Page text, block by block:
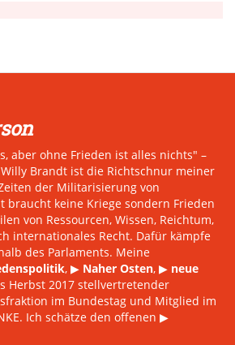
aber ohne Frieden ist alles nichts" –
Brandt ist die Richtschnur meiner
der Militarisierung von
braucht keine Kriege sondern Frieden
von Ressourcen, Wissen, Reichtum,
internationales Recht. Dafür kämpfe
des Parlaments. Meine
, ▶ Naher Osten, ▶ neue
Herbst 2017 stellvertretender
im Bundestag und Mitglied im
Ich schätze den offenen ▶